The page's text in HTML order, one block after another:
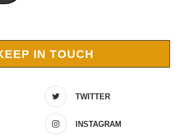
IN TOUCH
TWITTER
INSTAGRAM